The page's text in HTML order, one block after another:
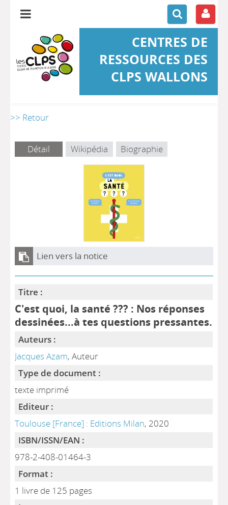
CENTRES DE
RESSOURCES DES
CLPS WALLONS
>> Retour
Détail Wikipédia Biographie
Lien vers la notice
Titre :
C'est quoi, la santé ??? : Nos réponses
dessinées...à tes questions pressantes.
Auteurs :
Jacques Azam, Auteur
Type de document :
texte imprimé
Editeur :
Toulouse [France] : Editions Milan, 2020
ISBN/ISSN/EAN :
978-2-408-01464-3
Format :
1 livre de 125 pages